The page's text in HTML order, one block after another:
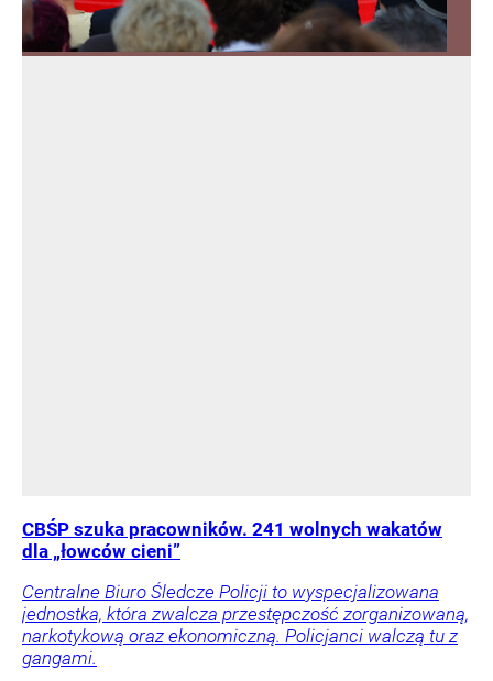
CBŚP szuka pracowników. 241 wolnych wakatów
dla „łowców cieni”
Centralne Biuro Śledcze Policji to wyspecjalizowana
jednostka, która zwalcza przestępczość zorganizowaną,
narkotykową oraz ekonomiczną. Policjanci walczą tu z
gangami.